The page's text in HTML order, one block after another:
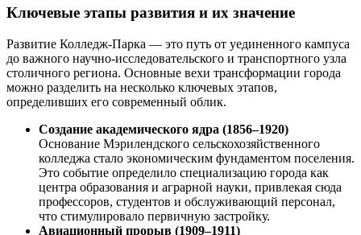
Ключевые этапы развития и их значение
Развитие Колледж-Парка — это путь от уединенного кампуса
до важного научно-исследовательского и транспортного узла
столичного региона. Основные вехи трансформации города
можно разделить на несколько ключевых этапов,
определивших его современный облик.
Создание академического ядра (1856–1920)
Основание Мэрилендского сельскохозяйственного
колледжа стало экономическим фундаментом поселения.
Это событие определило специализацию города как
центра образования и аграрной науки, привлекая сюда
профессоров, студентов и обслуживающий персонал,
что стимулировало первичную застройку.
Авиационный прорыв (1909–1911)